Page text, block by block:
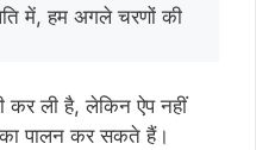
में, हम अगले चरणों की
कर ली है, लेकिन ऐप नहीं
का पालन कर सकते हैं।